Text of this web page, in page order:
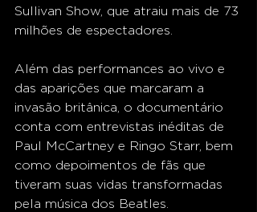
Sullivan Show, que atraiu mais de 73
milhões de espectadores.
Além das performances ao vivo e
das aparições que marcaram a
invasão britânica, o documentário
conta com entrevistas inéditas de
Paul McCartney e Ringo Starr, bem
como depoimentos de fãs que
tiveram suas vidas transformadas
pela música dos Beatles.